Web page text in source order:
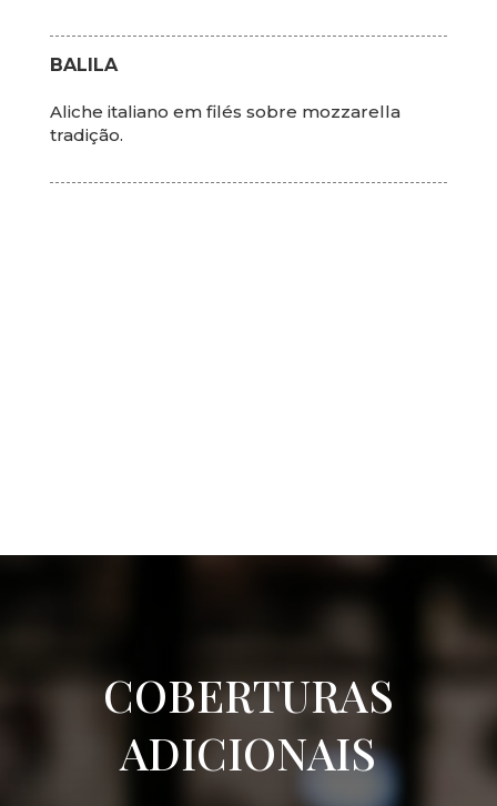
BALILA
Aliche italiano em filés sobre mozzarella
tradição.
COBERTURAS
ADICIONAIS